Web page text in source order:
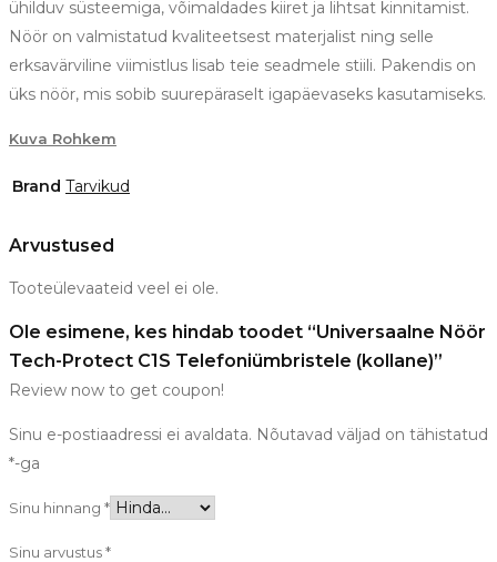
ühilduv süsteemiga, võimaldades kiiret ja lihtsat kinnitamist.
Nöör on valmistatud kvaliteetsest materjalist ning selle
erksavärviline viimistlus lisab teie seadmele stiili. Pakendis on
üks nöör, mis sobib suurepäraselt igapäevaseks kasutamiseks.
Kuva Rohkem
Brand Tarvikud
Arvustused
Tooteülevaateid veel ei ole.
Ole esimene, kes hindab toodet “Universaalne Nöör
Tech-Protect C1S Telefoniümbristele (kollane)”
Review now to get coupon!
Sinu e-postiaadressi ei avaldata. Nõutavad väljad on tähistatud
*-ga
Sinu hinnang *
Sinu arvustus*